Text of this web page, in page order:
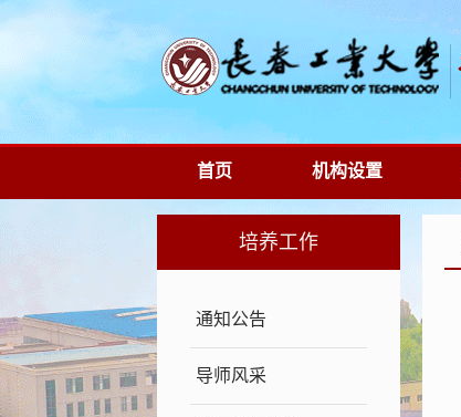
首页 机构设置
培养工作
通知公告
导师风采